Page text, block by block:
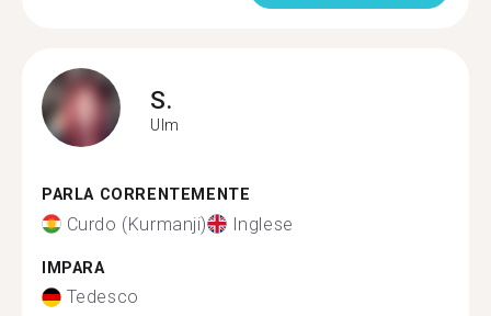
S.
Ulm
PARLA CORRENTEMENTE
Curdo (Kurmanji) Inglese
IMPARA
Tedesco